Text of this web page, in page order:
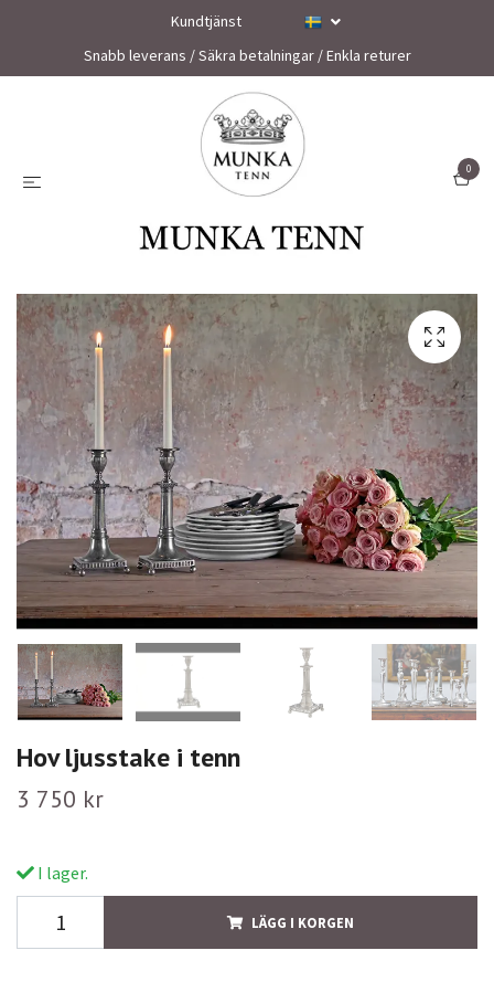
Kundtjänst
Snabb leverans / Säkra betalningar / Enkla returer
0
Hov ljusstake i tenn
3 750 kr
I lager.
LÄGG I KORGEN